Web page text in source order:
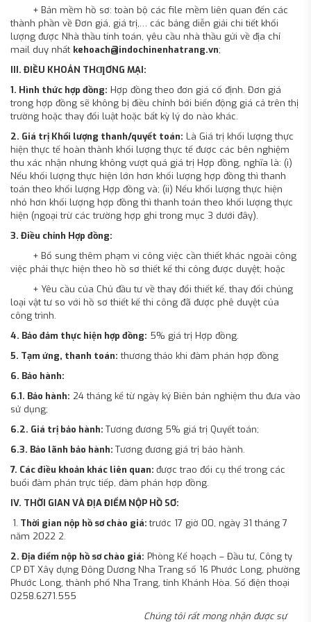
+ Bản mềm hồ sơ: toàn bộ các file mềm liên quan đến các
thành phần về Đơn giá, giá trị,… các bảng diễn giải chi tiết khối
lượng được Nhà thầu tính toán, yêu cầu nhà thầu gửi về địa chỉ
mail duy nhất kehoach@indochinenhatrang.vn;
III. ĐIỀU KHOẢN THƢƠNG MẠI:
1. Hình thức hợp đồng: Hợp đồng theo đơn giá cố định. Đơn giá
trong hợp đồng sẽ không bị điều chỉnh bởi biến động giá cả trên thị
trường hoặc thay đổi luật hoặc bất kỳ lý do nào khác.
2. Giá trị Khối lượng thanh/quyết toán: Là Giá trị khối lượng thực
hiện thực tế hoàn thành khối lượng thực tế được các bên nghiệm
thu xác nhận nhưng không vượt quá giá trị Hợp đồng, nghĩa là: (i)
Nếu khối lượng thực hiện lớn hơn khối lượng hợp đồng thì thanh
toán theo khối lượng Hợp đồng và; (ii) Nếu khối lượng thực hiện
nhỏ hơn khối lượng hợp đồng thì thanh toán theo khối lượng thực
hiện (ngoại trừ các trường hợp ghi trong mục 3 dưới đây).
3. Điều chỉnh Hợp đồng:
+ Bổ sung thêm phạm vi công việc cần thiết khác ngoài công
việc phải thực hiện theo hồ sơ thiết kế thi công được duyệt; hoặc
+ Yêu cầu của Chủ đầu tư về thay đổi thiết kế, thay đổi chủng
loại vật tư so với hồ sơ thiết kế thi công đã được phê duyệt của
công trình.
4. Bảo đảm thực hiện hợp đồng: 5% giá trị Hợp đồng.
5. Tạm ứng, thanh toán: thương thảo khi đàm phán hợp đồng
6. Bảo hành:
6.1. Bảo hành: 24 tháng kể từ ngày ký Biên bản nghiệm thu đưa vào
sử dụng;
6.2. Giá trị bảo hành: Tương đương 5% giá trị Quyết toán;
6.3. Bảo lãnh bảo hành: Tương đương giá trị bảo hành.
7. Các điều khoản khác liên quan: được trao đổi cụ thể trong các
buổi đàm phán trực tiếp, đàm phán hợp đồng.
IV. THỜI GIAN VÀ ĐỊA ĐIỂM NỘP HỒ SƠ:
1. Thời gian nộp hồ sơ chào giá:trước 17 giờ 00, ngày 31 tháng 7
năm 2022 2.
2. Địa điểm nộp hồ sơ chào giá: Phòng Kế hoạch – Đầu tư, Công ty
CP ĐT Xây dựng Đông Dương Nha Trang số 16 Phước Long, phường
Phước Long, thành phố Nha Trang, tỉnh Khánh Hòa. Số điện thoại
0258.6271.555
Chúng tôi rất mong nhận được sự